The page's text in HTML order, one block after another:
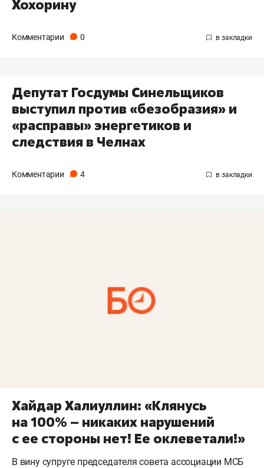
Хохорину
Комментарии 0
Депутат Госдумы Синельщиков
выступил против «безобразия» и
«расправы» энергетиков и
следствия в Челнах
Комментарии 4
Хайдар Халиуллин: «Клянусь
на 100% – никаких нарушений
с ее стороны нет! Ее оклеветали!»
В вину супруге председателя совета ассоциации МСБ